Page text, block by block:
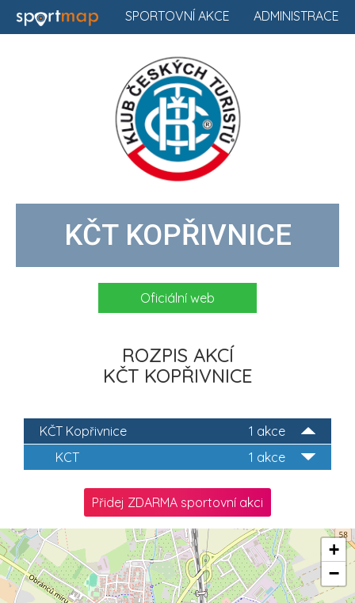
ADMINISTRACE
SPORTOVNÍ AKCE
KČT KOPŘIVNICE
Oficiální web
ROZPIS AKCÍ
KČT KOPŘIVNICE
1 akce
KČT Kopřivnice
1 akce
KCT
Přidej ZDARMA sportovní akci
+
−